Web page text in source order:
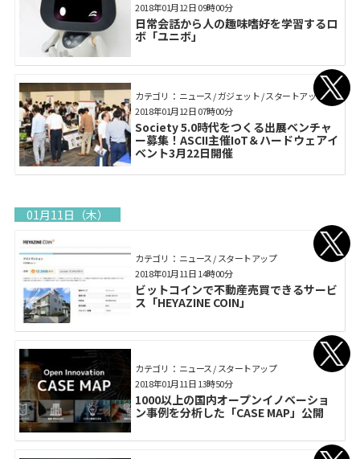
日常会話から人の趣味嗜好を学習するロ
ボ「ユニボ」
2018年01月12日 09時00分
カテゴリ： ニュース / ガジェット / スタートアップ
Society 5.0時代をつくる出展ベンチャ
ー募集！ASCII主催IoT＆ハードウェアイ
ベント3月22日開催
2018年01月12日 07時00分
01月11日（木）
カテゴリ： ニュース / スタートアップ
ビットコインで不動産売買できるサービ
ス「HEYAZINE COIN」
2018年01月11日 14時00分
カテゴリ： ニュース / スタートアップ
1000以上の国内オープンイノベーショ
ン事例を分析した「CASE MAP」公開
2018年01月11日 13時50分